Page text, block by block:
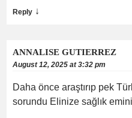
Reply ↓
ANNALISE GUTIERREZ
August 12, 2025 at 3:32 pm
Daha önce araştırıp pek
sorundu Elinize sağlık